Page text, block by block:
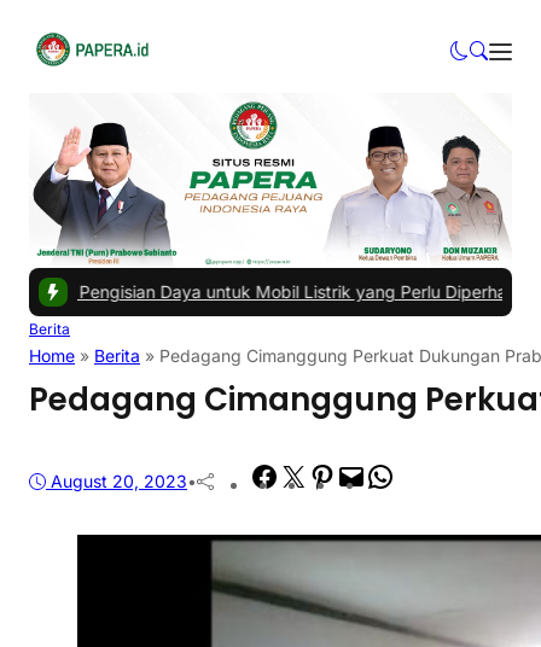
Daya untuk Mobil Listrik yang Perlu Diperhatikan|#3 -Tips
Berita
Home » Berita » Pedagang Cimanggung Perkuat Dukungan
Pedagang Cimanggung
August 20, 2023• Facebook
TwitterPinterest
Mail